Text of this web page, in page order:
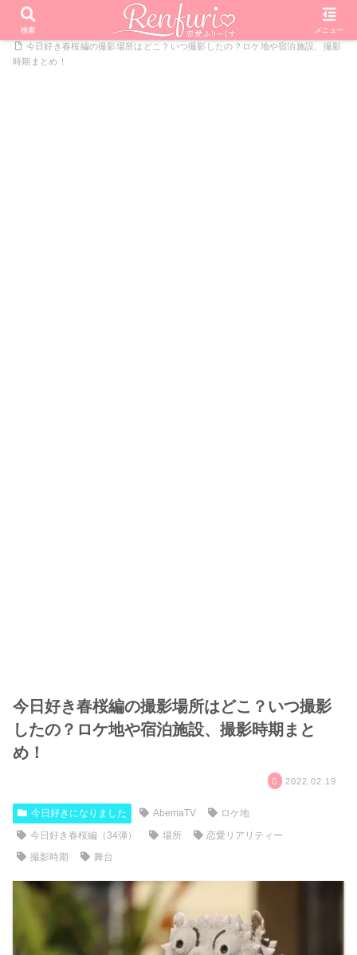
PR
ホーム 恋愛リアリティーショー
今日好きになりました
今日好き春桜編の撮影場所はどこ？いつ撮影したの？ロケ地や宿泊施設、撮影
時期まとめ！
今日好き春桜編の撮影場所はどこ？いつ撮影
したの？ロケ地や宿泊施設、撮影時期まと
め！
2022.02.19
今日好きになりました AbemaTV
ロケ地
今日好き春桜編（34弾）
場所
恋愛リアリティー
撮影時期
舞台
検索 メニュー